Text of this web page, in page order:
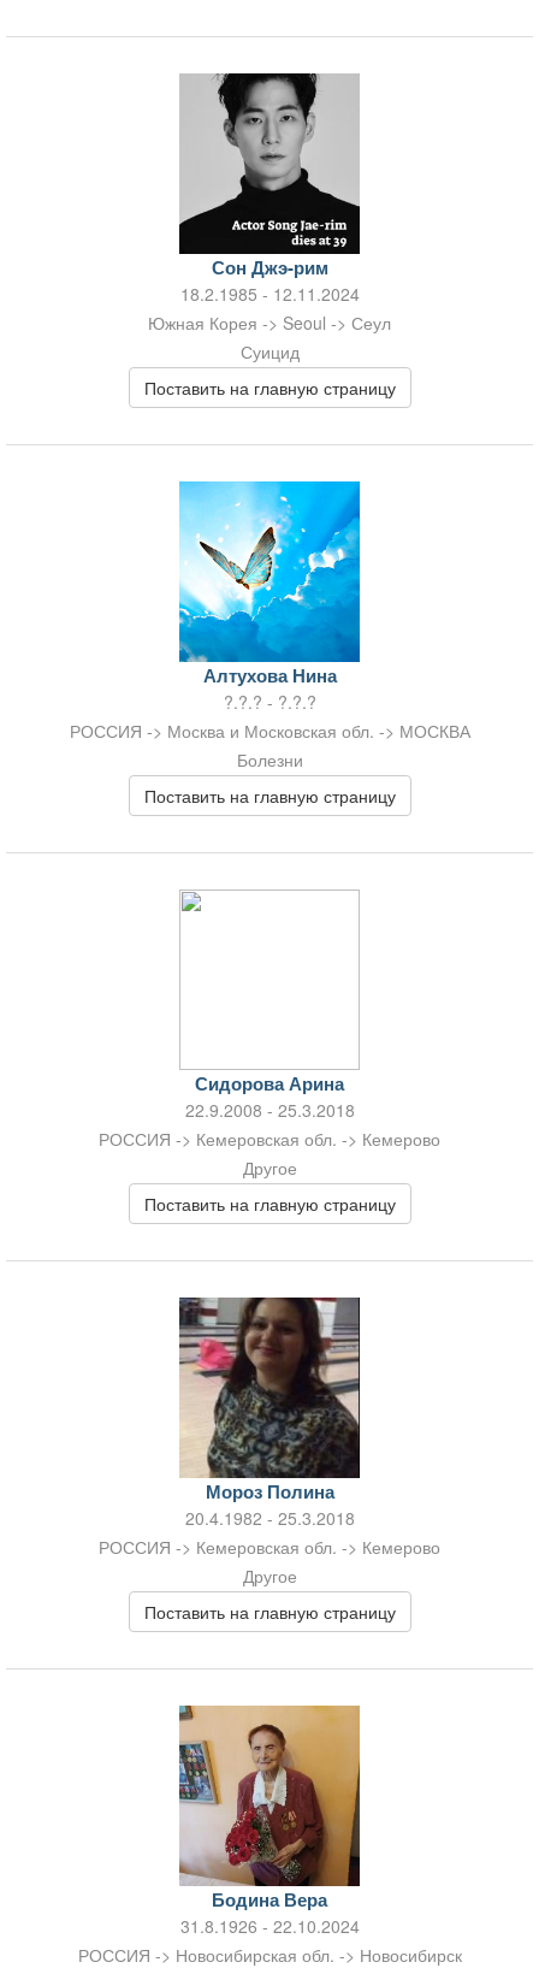
Сон Джэ-рим
18.2.1985 - 12.11.2024
Южная Корея -> Seoul -> Сеул
Суицид
Поставить на главную страницу
Алтухова Нина
?.?.? - ?.?.?
РОССИЯ -> Москва и Московская обл. -> МОСКВА
Болезни
Поставить на главную страницу
Сидорова Арина
22.9.2008 - 25.3.2018
РОССИЯ -> Кемеровская обл. -> Кемерово
Другое
Поставить на главную страницу
Мороз Полина
20.4.1982 - 25.3.2018
РОССИЯ -> Кемеровская обл. -> Кемерово
Другое
Поставить на главную страницу
Бодина Вера
31.8.1926 - 22.10.2024
РОССИЯ -> Новосибирская обл. -> Новосибирск